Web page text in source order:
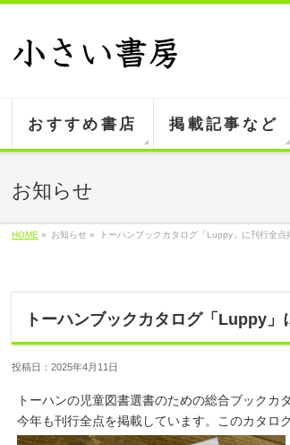
おすすめ書店 掲載記事など
お知らせ
HOME » お知らせ » トーハンブックカタログ「Luppy」に刊行全点
トーハンブックカタログ「Luppy
投稿日：2025年4月11日
トーハンの児童図書選書のための総合ブックカ
今年も刊行全点を掲載しています。このカタロ